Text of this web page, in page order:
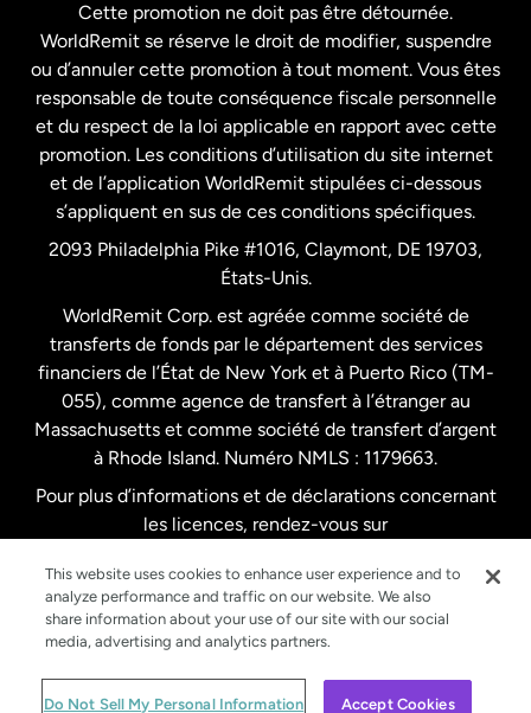
France
Malaisie
Nouvelle-Zélande
Pays-Bas
Royaume-Uni
Suède
Cette promotion ne doit pas être détournée.
WorldRemit se réserve le droit de modifier, suspendre
ou d’annuler cette promotion à tout moment. Vous êtes
responsable de toute conséquence fiscale personnelle
et du respect de la loi applicable en rapport avec cette
promotion. Les conditions d’utilisation du site internet
et de l’application WorldRemit stipulées ci-dessous
s’appliquent en sus de ces conditions spécifiques.
2093 Philadelphia Pike #1016, Claymont, DE 19703,
États-Unis.
WorldRemit Corp. est agréée comme société de
transferts de fonds par le département des services
financiers de l’État de New York et à Puerto Rico (TM-
055), comme agence de transfert à l’étranger au
Massachusetts et comme société de transfert d’argent
à Rhode Island. Numéro NMLS : 1179663.
Pour plus d’informations et de déclarations concernant
les licences, rendez-vous sur
© WorldRemit 2024
This website uses cookies to enhance user experience and to
analyze performance and traffic on our website. We also
share information about your use of our site with our social
media, advertising and analytics partners.
Do Not Sell My Personal Information Accept Cookies